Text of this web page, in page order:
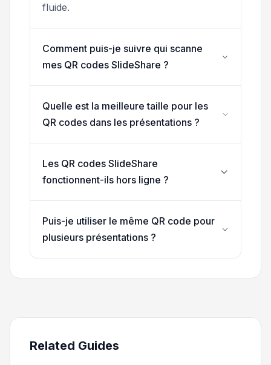
fluide.
Comment puis-je suivre qui scanne
mes QR codes SlideShare ?
Quelle est la meilleure taille pour les
QR codes dans les présentations ?
Les QR codes SlideShare
fonctionnent-ils hors ligne ?
Puis-je utiliser le même QR code pour
plusieurs présentations ?
Related Guides